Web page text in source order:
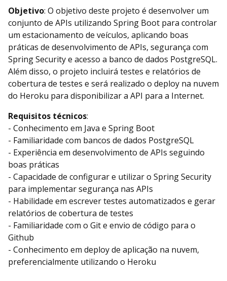
Objetivo: O objetivo deste projeto é desenvolver um
conjunto de APIs utilizando Spring Boot para controlar
um estacionamento de veículos, aplicando boas
práticas de desenvolvimento de APIs, segurança com
Spring Security e acesso a banco de dados PostgreSQL.
Além disso, o projeto incluirá testes e relatórios de
cobertura de testes e será realizado o deploy na nuvem
do Heroku para disponibilizar a API para a Internet.
Requisitos técnicos:
- Conhecimento em Java e Spring Boot
- Familiaridade com bancos de dados PostgreSQL
- Experiência em desenvolvimento de APIs seguindo
boas práticas
- Capacidade de configurar e utilizar o Spring Security
para implementar segurança nas APIs
- Habilidade em escrever testes automatizados e gerar
relatórios de cobertura de testes
- Familiaridade com o Git e envio de código para o
Github
- Conhecimento em deploy de aplicação na nuvem,
preferencialmente utilizando o Heroku